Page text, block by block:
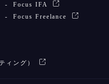
Focus IFA
Focus Freelance
ィング）